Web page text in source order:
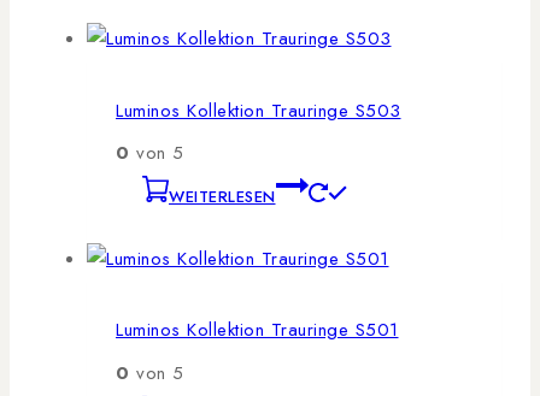
Luminos Kollektion Trauringe S503
0 von 5
WEITERLESEN
Luminos Kollektion Trauringe S501
0 von 5